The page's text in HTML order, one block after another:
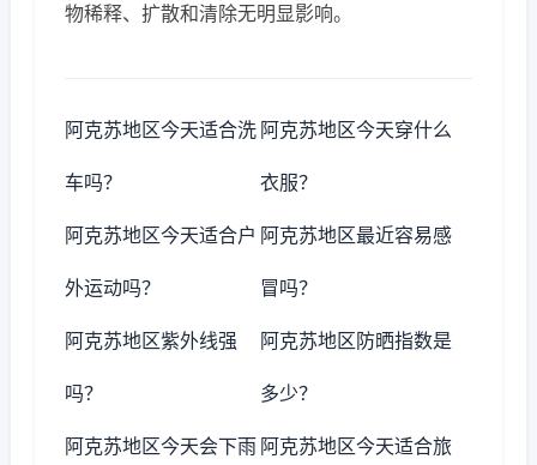
物稀释、扩散和清除无明显影响。
阿克苏地区今天适合洗
车吗？
阿克苏地区今天穿什么
衣服？
阿克苏地区今天适合户
外运动吗？
阿克苏地区最近容易感
冒吗？
阿克苏地区紫外线强
吗？
阿克苏地区防晒指数是
多少？
阿克苏地区今天会下雨 阿克苏地区今天适合旅